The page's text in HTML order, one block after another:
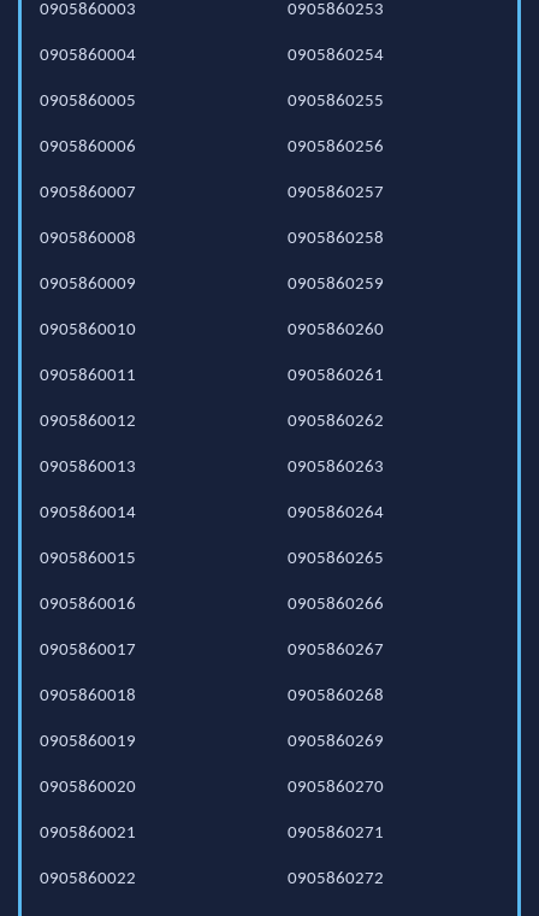
0905860003
0905860004
0905860005
0905860006
0905860007
0905860008
0905860009
0905860010
0905860011
0905860012
0905860013
0905860014
0905860015
0905860016
0905860017
0905860018
0905860019
0905860020
0905860021
0905860022
0905860253
0905860254
0905860255
0905860256
0905860257
0905860258
0905860259
0905860260
0905860261
0905860262
0905860263
0905860264
0905860265
0905860266
0905860267
0905860268
0905860269
0905860270
0905860271
0905860272